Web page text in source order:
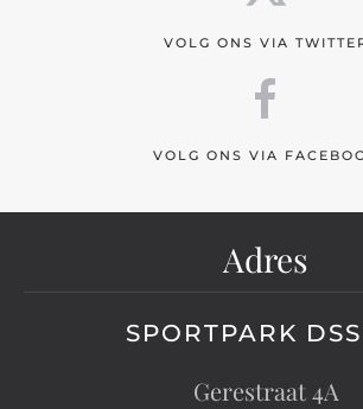
VOLG ONS VIA
VOLG ONS VIA
Adres
SPORTPARK
Gerestraat 4A